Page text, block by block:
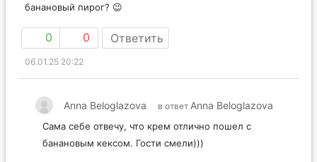
банановый пирог? 😉
0 0 Ответить
06.01.25 20:22
Anna Beloglazova в ответ Anna Beloglazova
Сама себе отвечу, что крем отлично пошел с
банановым кексом. Гости смели)))